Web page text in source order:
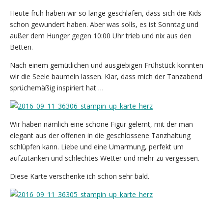
Heute früh haben wir so lange geschlafen, dass sich die Kids
schon gewundert haben. Aber was solls, es ist Sonntag und
außer dem Hunger gegen 10:00 Uhr trieb und nix aus den
Betten.
Nach einem gemütlichen und ausgiebigen Frühstück konnten
wir die Seele baumeln lassen. Klar, dass mich der Tanzabend
sprüchemäßig inspiriert hat …
Wir haben nämlich eine schöne Figur gelernt, mit der man
elegant aus der offenen in die geschlossene Tanzhaltung
schlüpfen kann. Liebe und eine Umarmung, perfekt um
aufzutanken und schlechtes Wetter und mehr zu vergessen.
Diese Karte verschenke ich schon sehr bald.